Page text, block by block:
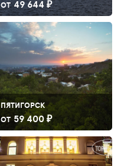
ОТ 49 644 ₽
ПЯТИГОРСК
ОТ 59 400 ₽